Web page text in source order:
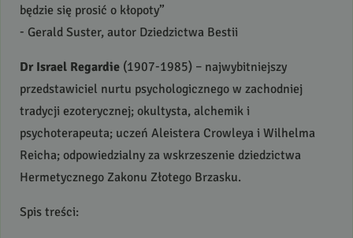
będzie się prosić o kłopoty”
- Gerald Suster, autor Dziedzictwa Bestii
Dr Israel Regardie (1907-1985) – najwybitniejszy
przedstawiciel nurtu psychologicznego w zachodniej
tradycji ezoterycznej; okultysta, alchemik i
psychoterapeuta; uczeń Aleistera Crowleya i Wilhelma
Reicha; odpowiedzialny za wskrzeszenie dziedzictwa
Hermetycznego Zakonu Złotego Brzasku.
Spis treści: